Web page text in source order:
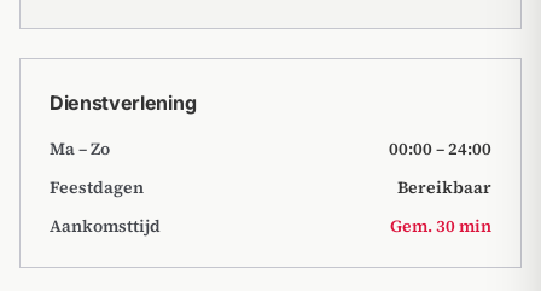
Dienstverlening
Ma – Zo
00:00 – 24:00
Feestdagen
Bereikbaar
Aankomsttijd
Gem. 30 min